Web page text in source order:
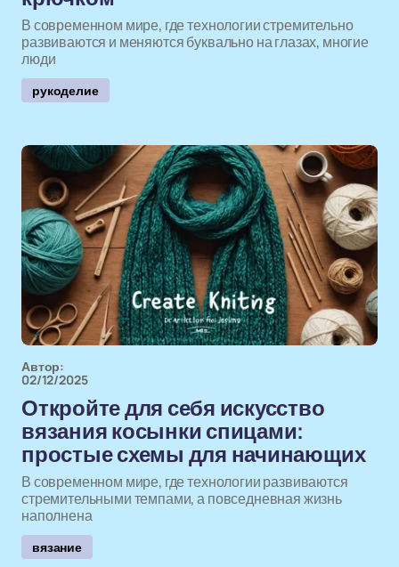
В современном мире, где технологии стремительно
развиваются и меняются буквально на глазах, многие
люди
рукоделие
Автор:
02/12/2025
Откройте для себя искусство
вязания косынки спицами:
простые схемы для начинающих
В современном мире, где технологии развиваются
стремительными темпами, а повседневная жизнь
наполнена
вязание